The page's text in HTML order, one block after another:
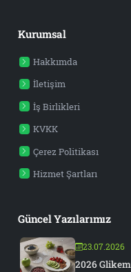
Kurumsal
Hakkımda
İletişim
İş Birlikleri
KVKK
Çerez Politikası
Hizmet Şartları
Güncel Yazılarımız
23.07.2026
2026